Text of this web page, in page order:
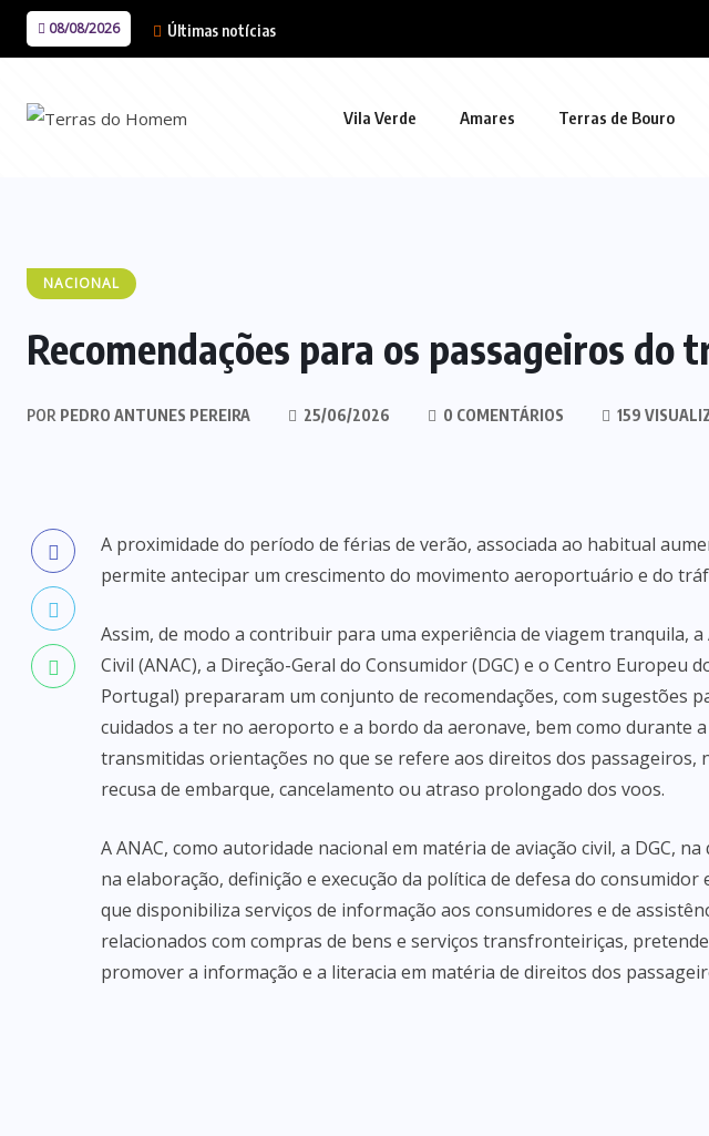
08/08/2026 Últimas notícias
Vila Verde Amares Terras de Bouro
NACIONAL
Recomendações para os passageiros do
POR PEDRO ANTUNES PEREIRA 25/06/2026 0 COMENTÁRIOS 159
A proximidade do período de férias de verão, associada ao habitual
permite antecipar um crescimento do movimento aeroportuário e do
Assim, de modo a contribuir para uma experiência de viagem tranquila,
Civil (ANAC), a Direção-Geral do Consumidor (DGC) e o Centro Europeu
Portugal) prepararam um conjunto de recomendações, com sugestões
cuidados a ter no aeroporto e a bordo da aeronave, bem como durante
transmitidas orientações no que se refere aos direitos dos passageiros,
recusa de embarque, cancelamento ou atraso prolongado dos voos.
A ANAC, como autoridade nacional em matéria de aviação civil, a DGC,
na elaboração, definição e execução da política de defesa do consumidor
que disponibiliza serviços de informação aos consumidores e de
relacionados com compras de bens e serviços transfronteiriças,
promover a informação e a literacia em matéria de direitos dos